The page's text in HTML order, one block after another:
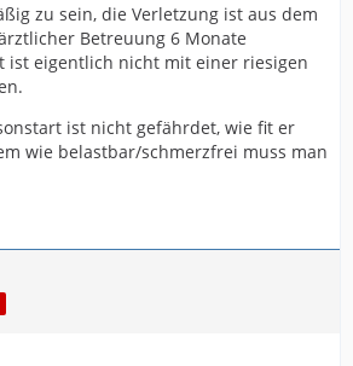
zu sein, die Verletzung ist aus dem
Betreuung 6 Monate
ist eigentlich nicht mit einer riesigen
ist nicht gefährdet, wie fit er
wie belastbar/schmerzfrei muss man